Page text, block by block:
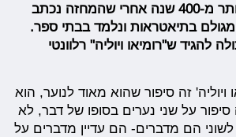
אפשר לראות שגם יותר מ-400 שנה אחרי שהמחזה נכתב
מגולם בתיאטראות ונלמד בבתי ספר.
להגיד ש"רומיאו ויוליה" רלוונטי
ויוליה' זה סיפור שהוא מאוד לנוער, הוא
על שני נערים בסופו של דבר, לא
הם מדברים- הם עדיין מדברים על